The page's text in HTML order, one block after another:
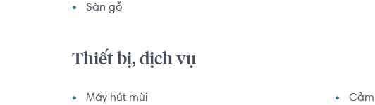
Sàn gỗ
Thiết bị, dịch vụ
Máy hút mùi